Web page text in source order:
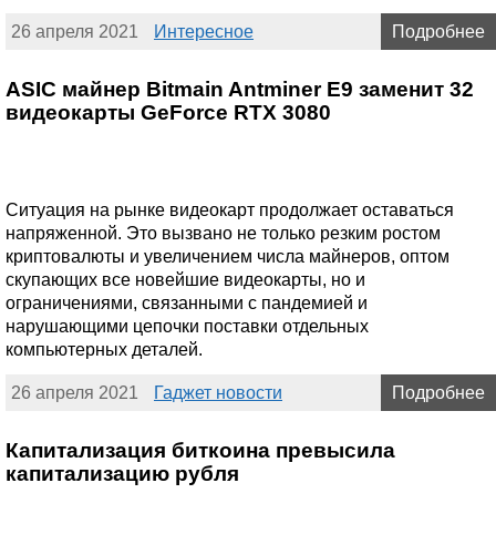
26 апреля 2021 Интересное Подробнее
ASIC майнер Bitmain Antminer E9 заменит 32
видеокарты GeForce RTX 3080
Ситуация на рынке видеокарт продолжает оставаться
напряженной. Это вызвано не только резким ростом
криптовалюты и увеличением числа майнеров, оптом
скупающих все новейшие видеокарты, но и
ограничениями, связанными с пандемией и
нарушающими цепочки поставки отдельных
компьютерных деталей.
26 апреля 2021 Гаджет новости Подробнее
Капитализация биткоина превысила
капитализацию рубля